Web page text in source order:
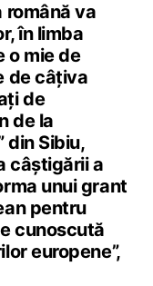
va
în limba
o mie de
de câţiva
de
de la
din Sibiu,
câștigării a
unui grant
pentru
cunoscută
europene”,